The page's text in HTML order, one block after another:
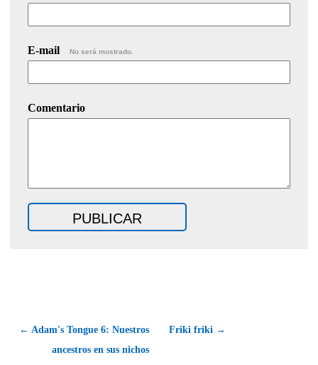
E-mail No será mostrado.
Comentario
← Adam's Tongue 6: Nuestros
ancestros en sus nichos
Friki friki →